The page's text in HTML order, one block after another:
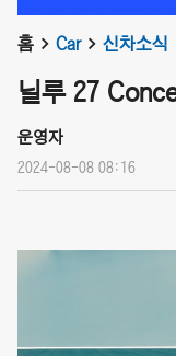
홈 Car 신차소식
닐루 27
운영자
2024-08-08 08:16